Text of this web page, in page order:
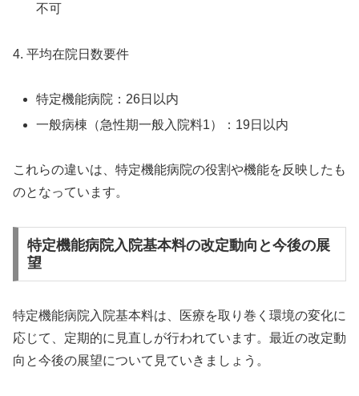
不可
4. 平均在院日数要件
特定機能病院：26日以内
一般病棟（急性期一般入院料1）：19日以内
これらの違いは、特定機能病院の役割や機能を反映したも
のとなっています。
特定機能病院入院基本料の改定動向と今後の展
望
特定機能病院入院基本料は、医療を取り巻く環境の変化に
応じて、定期的に見直しが行われています。最近の改定動
向と今後の展望について見ていきましょう。